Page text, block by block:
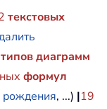
текстовых
типов диаграмм
формул
рождения, ...) |19